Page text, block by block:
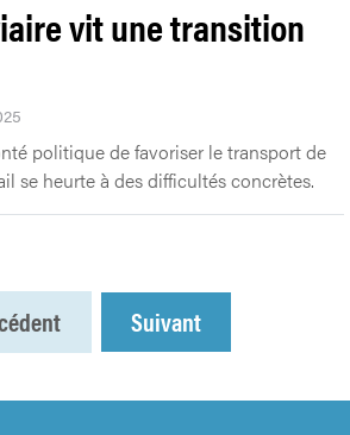
vit une transition
politique de favoriser le transport de
se heurte à des difficultés concrètes.
Suivant